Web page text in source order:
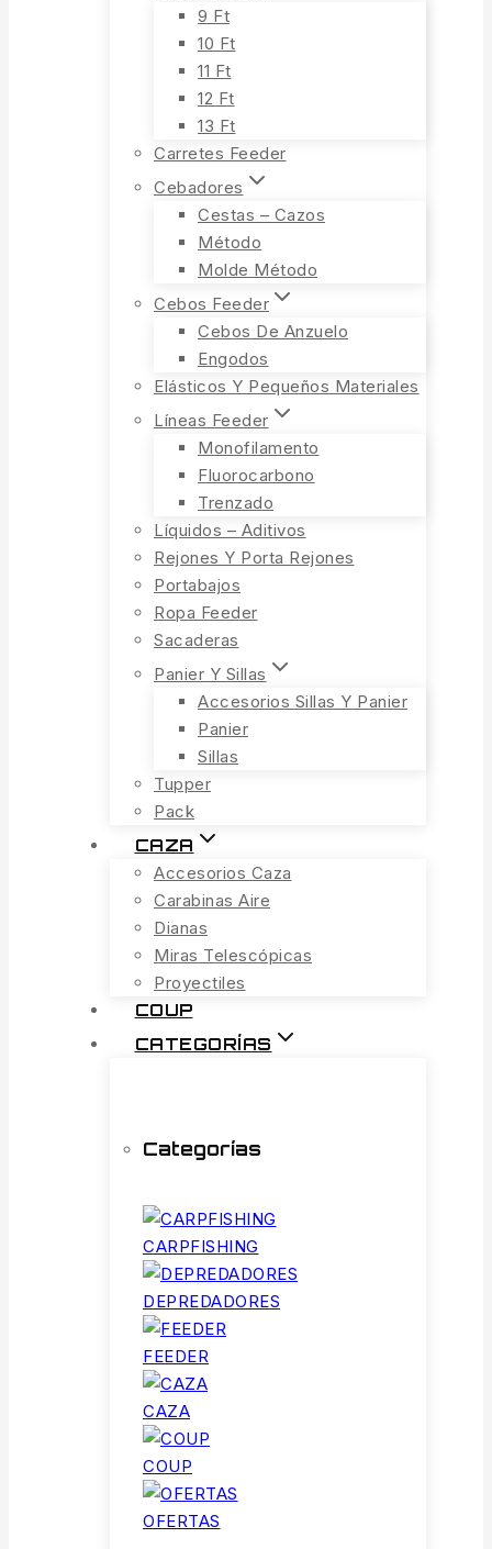
9 Ft
10 Ft
11 Ft
12 Ft
13 Ft
Carretes Feeder
Cebadores
Cestas – Cazos
Método
Molde Método
Cebos Feeder
Cebos De Anzuelo
Engodos
Elásticos Y Pequeños Materiales
Líneas Feeder
Monofilamento
Fluorocarbono
Trenzado
Líquidos – Aditivos
Rejones Y Porta Rejones
Portabajos
Ropa Feeder
Sacaderas
Panier Y Sillas
Accesorios Sillas Y Panier
Panier
Sillas
Tupper
Pack
CAZA
Accesorios Caza
Carabinas Aire
Dianas
Miras Telescópicas
Proyectiles
COUP
CATEGORÍAS
Categorías
CARPFISHING
DEPREDADORES
FEEDER
CAZA
COUP
OFERTAS